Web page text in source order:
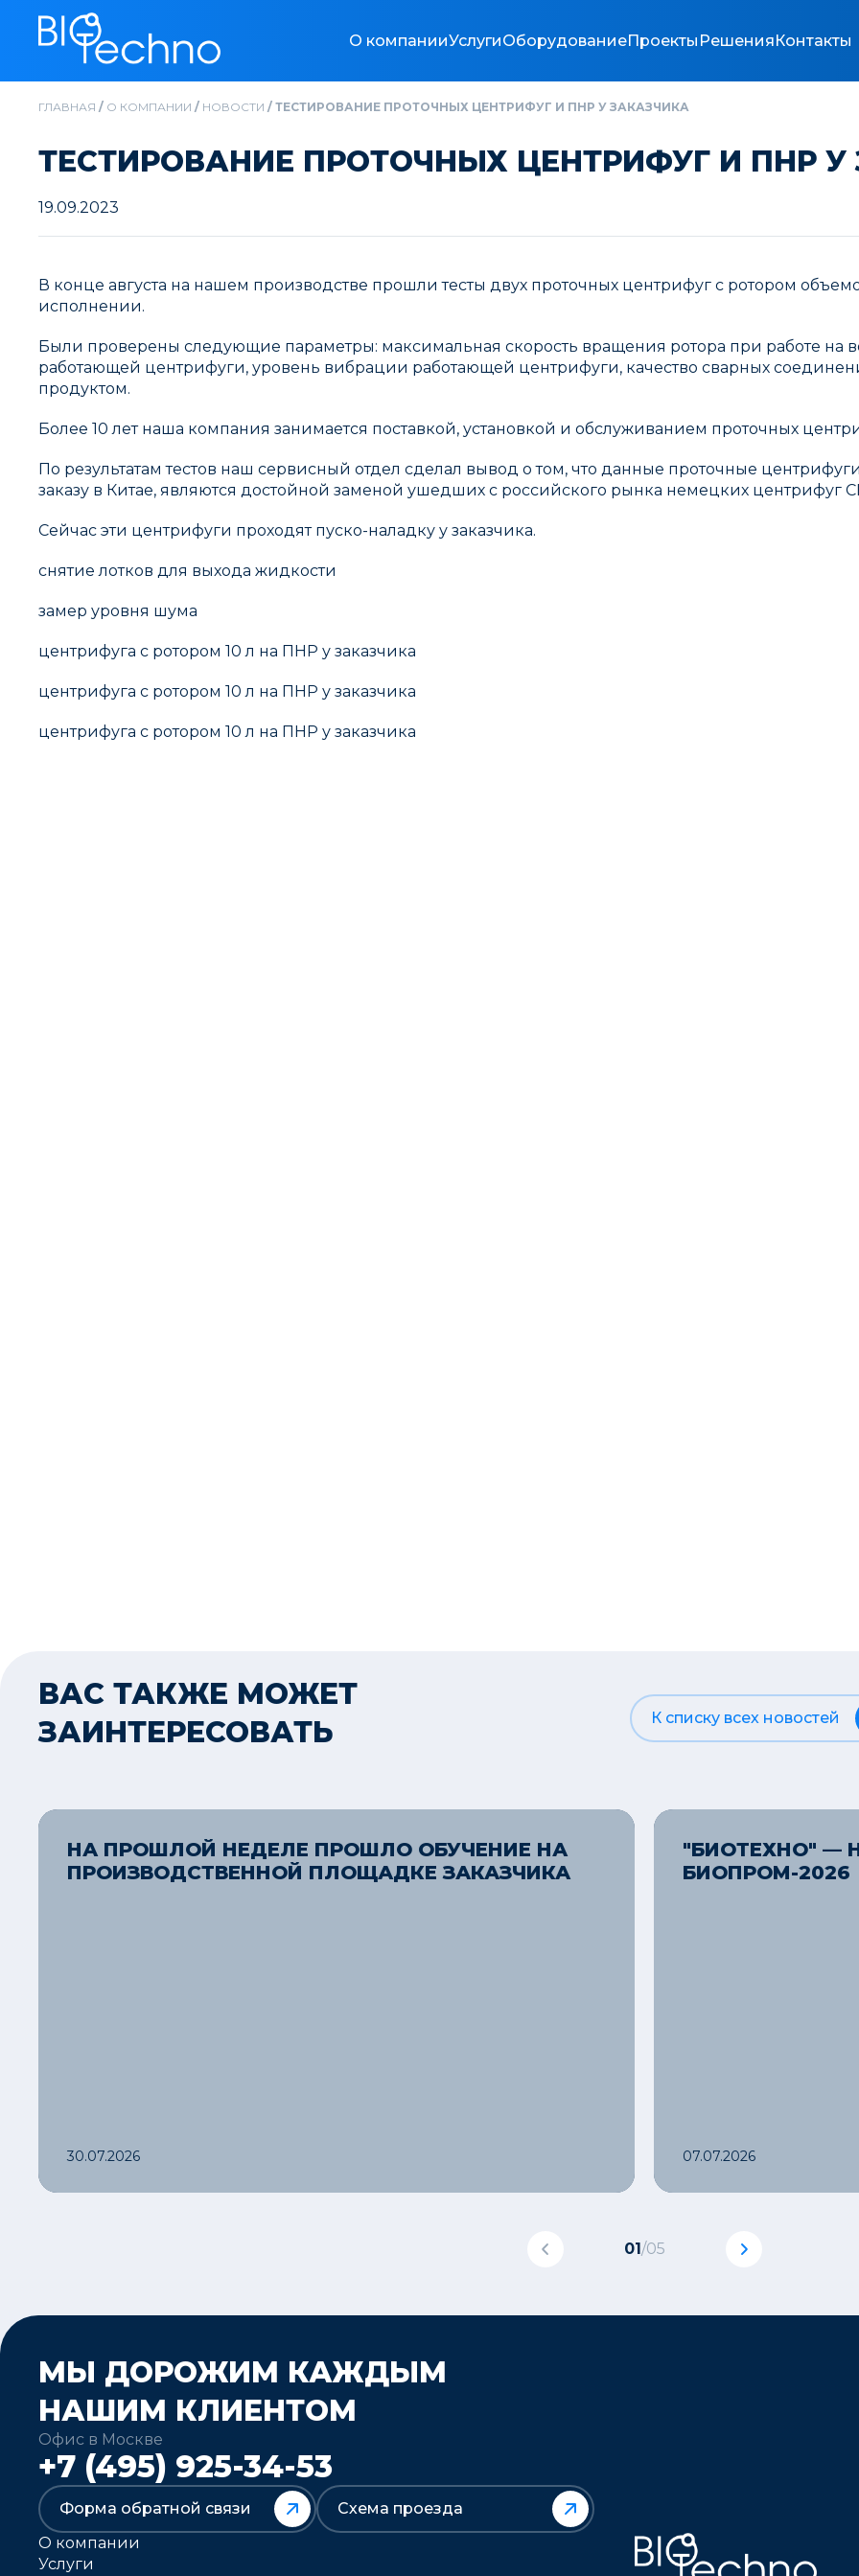
О компанииУслугиОборудованиеПроекты РешенияКонтакты
ГЛАВНАЯ / О КОМПАНИИ / НОВОСТИ / ТЕСТИРОВАНИЕ ПРОТОЧНЫХ ЦЕНТРИФУГ И ПНР У ЗАКАЗЧИКА
ТЕСТИРОВАНИЕ ПРОТОЧНЫХ ЦЕНТРИФУГ И ПНР У
19.09.2023
В конце августа на нашем производстве прошли тесты двух проточных центрифуг с ротором
исполнении.
Были проверены следующие параметры: максимальная скорость вращения ротора при работе на
работающей центрифуги, уровень вибрации работающей центрифуги, качество сварных
продуктом.
Более 10 лет наша компания занимается поставкой, установкой и обслуживанием проточных
По результатам тестов наш сервисный отдел сделал вывод о том, что данные проточные
заказу в Китае, являются достойной заменой ушедших с российского рынка немецких центрифуг
Сейчас эти центрифуги проходят пуско-наладку у заказчика.
снятие лотков для выхода жидкости
замер уровня шума
центрифуга с ротором 10 л на ПНР у заказчика
центрифуга с ротором 10 л на ПНР у заказчика
центрифуга с ротором 10 л на ПНР у заказчика
ВАС ТАКЖЕ МОЖЕТ
ЗАИНТЕРЕСОВАТЬ
К списку всех новостей
НА ПРОШЛОЙ НЕДЕЛЕ ПРОШЛО ОБУЧЕНИЕ НА
ПРОИЗВОДСТВЕННОЙ ПЛОЩАДКЕ ЗАКАЗЧИКА
30.07.2026
"БИОТЕХНО" —
БИОПРОМ-2026
07.07.2026
01/05
МЫ ДОРОЖИМ КАЖДЫМ
НАШИМ КЛИЕНТОМ
Офис в Москве
+7 (495) 925-34-53
Форма обратной связи
Схема проезда
О компании
Услуги